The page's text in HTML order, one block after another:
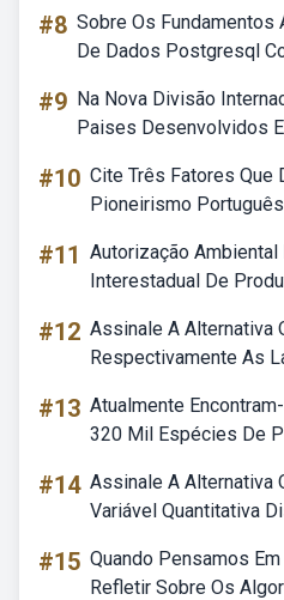
#8 Sobre Os Fundamentos
De Dados Postgresql
#9 Na Nova Divisão
Paises Desenvolvidos
#10 Cite Três Fatores Que
Pioneirismo
#11 Autorização Ambiental
Interestadual De
#12 Assinale A Alternativa
Respectivamente As
#13 Atualmente
320 Mil Espécies De
#14 Assinale A Alternativa
Variável Quantitativa
#15 Quando Pensamos
Refletir Sobre Os